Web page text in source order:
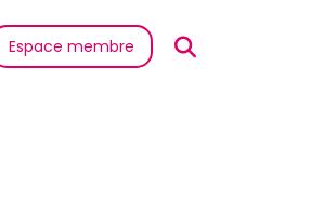
Espace membre